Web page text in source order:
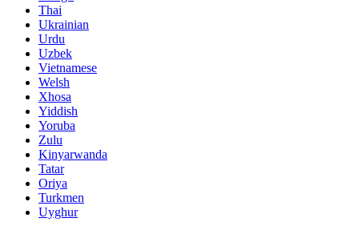
Thai
Ukrainian
Urdu
Uzbek
Vietnamese
Welsh
Xhosa
Yiddish
Yoruba
Zulu
Kinyarwanda
Tatar
Oriya
Turkmen
Uyghur